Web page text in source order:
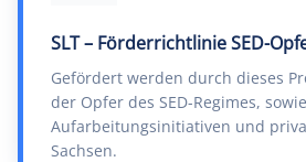
SLT – Förderrichtlinie SED-
Gefördert werden durch dieses
der Opfer des SED-Regimes, sowie
Aufarbeitungsinitiativen und
Sachsen.